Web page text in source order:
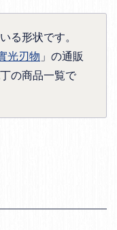
る形状です。
光刃物 」の通販
の商品一覧で